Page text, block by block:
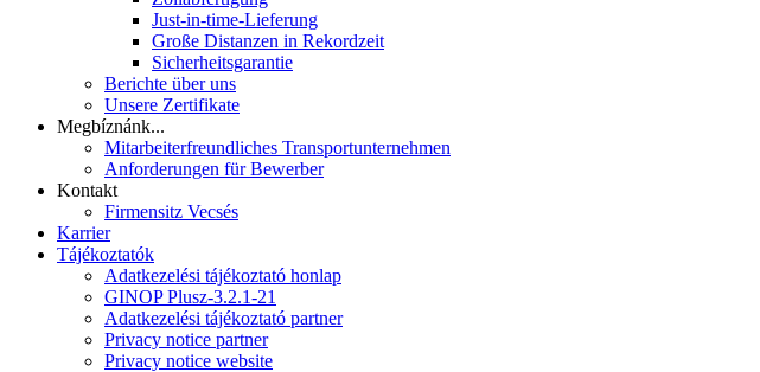
Just-in-time-Lieferung
Große Distanzen in Rekordzeit
Sicherheitsgarantie
Berichte über uns
Unsere Zertifikate
Megbíznánk...
Mitarbeiterfreundliches Transportunternehmen
Anforderungen für Bewerber
Kontakt
Firmensitz Vecsés
Karrier
Tájékoztatók
Adatkezelési tájékoztató honlap
GINOP Plusz-3.2.1-21
Adatkezelési tájékoztató partner
Privacy notice partner
Privacy notice website